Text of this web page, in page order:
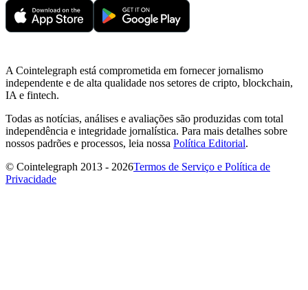
A Cointelegraph está comprometida em fornecer jornalismo
independente e de alta qualidade nos setores de cripto, blockchain,
IA e fintech.
Todas as notícias, análises e avaliações são produzidas com total
independência e integridade jornalística. Para mais detalhes sobre
nossos padrões e processos, leia nossa Política Editorial.
© Cointelegraph 2013 - 2026Termos de Serviço e Política de
Privacidade